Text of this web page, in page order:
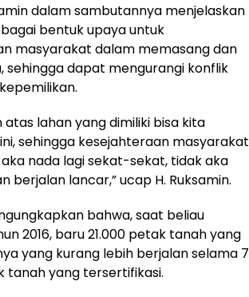
dalam sambutannya menjelaskan
bentuk upaya untuk
masyarakat dalam memasang dan
sehingga dapat mengurangi konflik
lahan yang dimiliki bisa kita
sehingga kesejahteraan masyarakat
nada lagi sekat-sekat, tidak aka
lancar,” ucap H. Ruksamin.
bahwa, saat beliau
2016, baru 21.000 petak tanah yang
yang kurang lebih berjalan selama 7
tanah yang tersertifikasi.